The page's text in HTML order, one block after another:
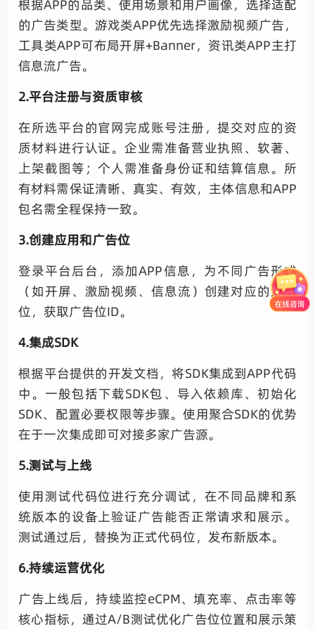
根据APP的品类、使用场景和用户画像，选择适配
的广告类型。游戏类APP优先选择激励视频广告，
工具类APP可布局开屏+Banner，资讯类APP主打
信息流广告。
2.平台注册与资质审核
在所选平台的官网完成账号注册，提交对应的资
质材料进行认证。企业需准备营业执照、软著、
上架截图等；个人需准备身份证和结算信息。所
有材料需保证清晰、真实、有效，主体信息和APP
包名需全程保持一致。
3.创建应用和广告位
登录平台后台，添加APP信息，为不同广告形式
（如开屏、激励视频、信息流）创建对应的广告
位，获取广告位ID。
4.集成SDK
根据平台提供的开发文档，将SDK集成到APP代码
中。一般包括下载SDK包、导入依赖库、初始化
SDK、配置必要权限等步骤。使用聚合SDK的优势
在于一次集成即可对接多家广告源。
5.测试与上线
使用测试代码位进行充分调试，在不同品牌和系
统版本的设备上验证广告能否正常请求和展示。
测试通过后，替换为正式代码位，发布新版本。
6.持续运营优化
广告上线后，持续监控eCPM、填充率、点击率等
核心指标，通过A/B测试优化广告位位置和展示策